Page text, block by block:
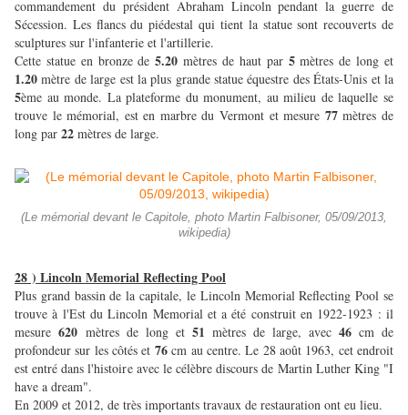
commandement du président Abraham Lincoln pendant la guerre de
Sécession. Les flancs du piédestal qui tient la statue sont recouverts de
sculptures sur l'infanterie et l'artillerie.
Cette statue en bronze de5.20mètres de haut par 5mètres de long et
1.20mètre de large est la plus grande statue équestre des États-Unis et la
5ème au monde. La plateforme du monument, au milieu de laquelle se
trouve le mémorial, est en marbre du Vermont et mesure 77mètres de
long par 22 mètres de large.
(Le mémorial devant le Capitole, photo Martin Falbisoner, 05/09/2013,
wikipedia)
28 ) Lincoln Memorial Reflecting Pool
Plus grand bassin de la capitale, le Lincoln Memorial Reflecting Pool se
trouve à l'Est du Lincoln Memorial et a été construit en 1922-1923 : il
mesure 620 mètres de long et 51 mètres de large, avec 46 cm de
profondeur sur les côtés et 76cm au centre. Le 28 août 1963, cet endroit
est entré dans l'histoire avec le célèbre discours de Martin Luther King "I
have a dream".
En 2009 et 2012, de très importants travaux de restauration ont eu lieu.